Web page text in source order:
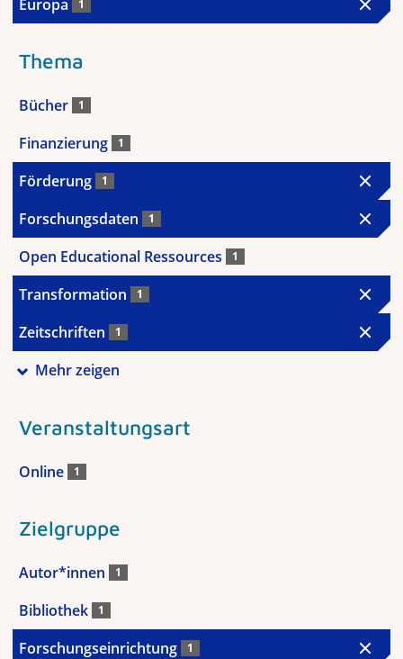
Europa 1
Thema
Bücher 1
Finanzierung 1
Förderung 1
Forschungsdaten 1
Open Educational Ressources 1
Transformation 1
Zeitschriften 1
Mehr zeigen
Veranstaltungsart
Online 1
Zielgruppe
Autor*innen 1
Bibliothek 1
Forschungseinrichtung 1